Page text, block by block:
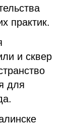
практик.
и сквер
для